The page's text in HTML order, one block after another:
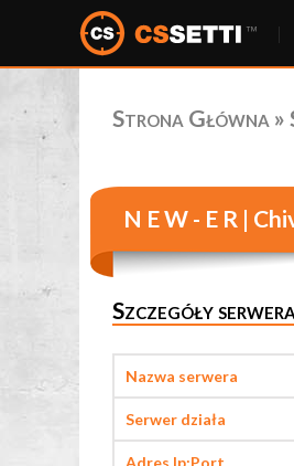
Strona Główna »
N E W - E R |
Szczegóły
Nazwa serwera
Serwer działa